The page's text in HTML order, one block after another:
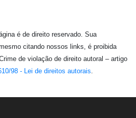
é de direito reservado. Sua
citando nossos links, é proibida
de violação de direito autoral – artigo
98 - Lei de direitos autorais.